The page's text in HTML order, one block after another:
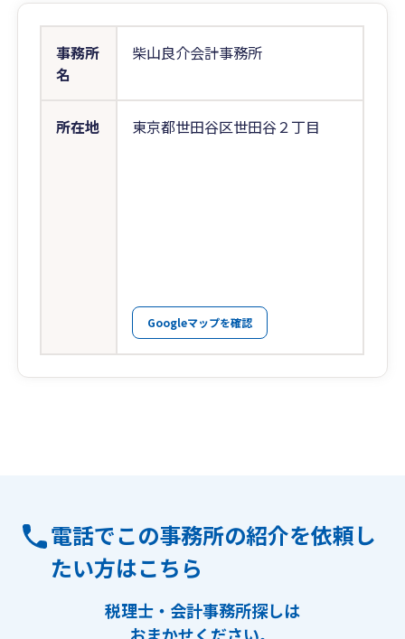
事務所
名
柴山良介会計事務所
所在地 東京都世田谷区世田谷２丁目
Googleマップを確認
電話でこの事務所の紹介を依頼し
たい方はこちら
税理士・会計事務所探しは